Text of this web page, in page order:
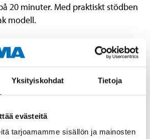
Yksityiskohdat Tietoja
evästeitä
tarjoamamme sisällön ja mainosten
20 minuter. Med praktiskt stödben
modell.